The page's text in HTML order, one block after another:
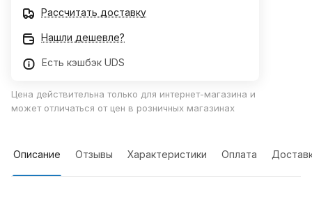
Рассчитать доставку
Нашли дешевле?
Есть кэшбэк UDS
Цена действительна только для интернет-магазина и
может отличаться от цен в розничных магазинах
Описание Отзывы Характеристики Оплата